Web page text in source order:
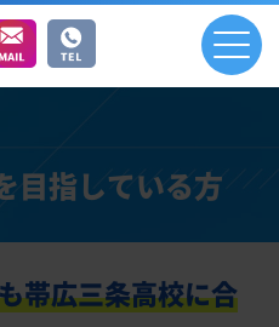
目指している方
帯広三条高校に合